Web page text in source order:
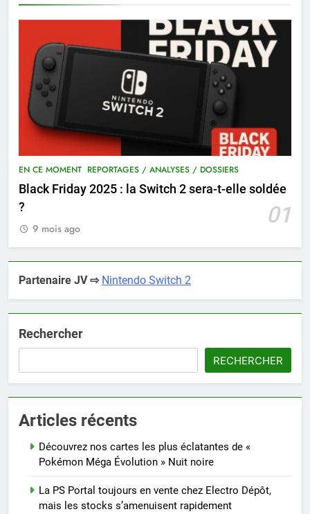
EN CE MOMENT REPORTAGES / ANALYSES / DOSSIERS
Black Friday 2025 : la Switch 2 sera-t-elle soldée
?
01
9 mois ago
Partenaire JV ⇨ Nintendo Switch 2
Rechercher
RECHERCHER
Articles récents
Découvrez nos cartes les plus éclatantes de «
Pokémon Méga Évolution » Nuit noire
La PS Portal toujours en vente chez Electro Dépôt,
mais les stocks s’amenuisent rapidement